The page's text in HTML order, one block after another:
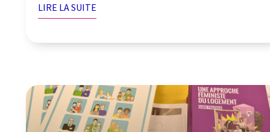
LIRE LA SUITE